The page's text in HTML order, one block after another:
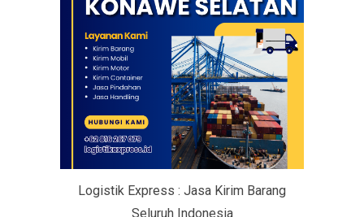
Logistik Express : Jasa Kirim Barang
Seluruh Indonesia